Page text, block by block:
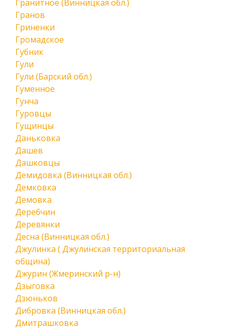
Гранитное (Винницкая обл.)
Гранов
Гриненки
Громадское
Губник
Гули
Гули (Барский обл.)
Гуменное
Гунча
Гуровцы
Гущинцы
Даньковка
Дашев
Дашковцы
Демидовка (Винницкая обл.)
Демковка
Демовка
Деребчин
Деревянки
Десна (Винницкая обл.)
Джулинка ( Джулинская территориальная
община)
Джурин (Жмеринский р-н)
Дзыговка
Дзюньков
Дибровка (Винницкая обл.)
Дмитрашковка